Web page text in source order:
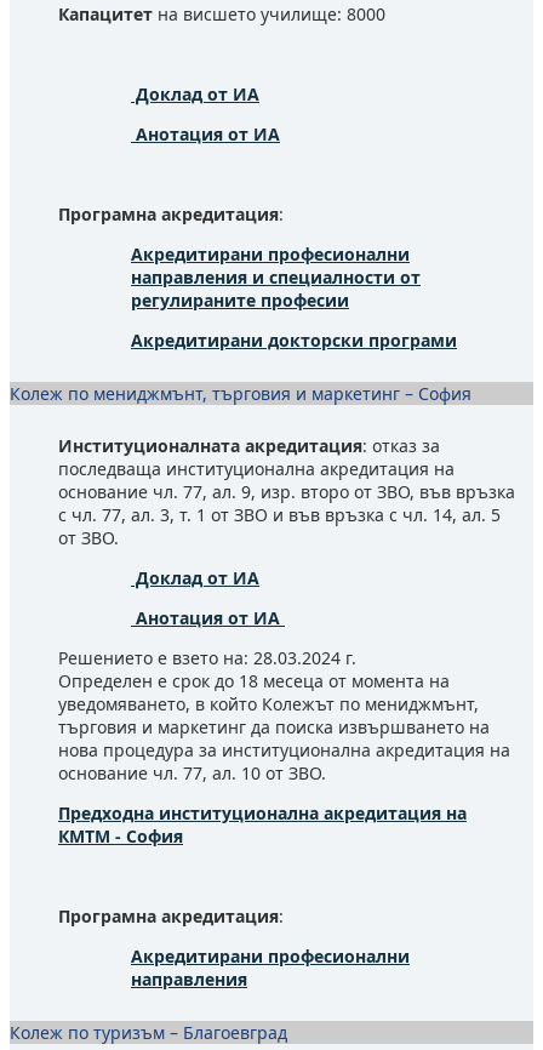
Капацитет на висшето училище: 8000
Доклад от ИА
Анотация от ИА
Програмна акредитация:
Акредитирани професионални
направления и специалности от
регулираните професии
Акредитирани докторски програми
Колеж по мениджмънт, търговия и маркетинг – София
Институционалната акредитация: отказ за
последваща институционална акредитация на
основание чл. 77, ал. 9, изр. второ от ЗВО, във връзка
с чл. 77, ал. 3, т. 1 от ЗВО и във връзка с чл. 14, ал. 5
от ЗВО.
Доклад от ИА
Анотация от ИА
Решението е взето на: 28.03.2024 г.
Определен е срок до 18 месеца от момента на
уведомяването, в който Колежът по мениджмънт,
търговия и маркетинг да поиска извършването на
нова процедура за институционална акредитация на
основание чл. 77, ал. 10 от ЗВО.
Предходна институционална акредитация на
КМТМ - София
Програмна акредитация:
Акредитирани професионални
направления
Колеж по туризъм – Благоевград